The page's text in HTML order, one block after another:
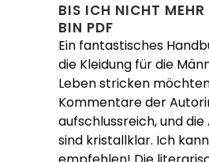
BIS ICH NICHT MEHR
BIN PDF
Ein fantastisches
die Kleidung für die
Leben stricken
Kommentare der
aufschlussreich, und
sind kristallklar. Ich